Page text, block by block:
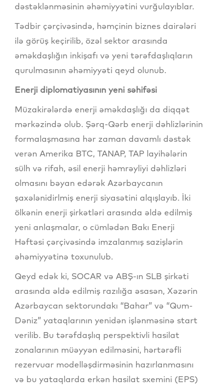
dəstəklənməsinin əhəmiyyətini vurğulayıblar.
Tədbir çərçivəsində, həmçinin biznes dairələri
ilə görüş keçirilib, özəl sektor arasında
əməkdaşlığın inkişafı və yeni tərəfdaşlıqların
qurulmasının əhəmiyyəti qeyd olunub.
Enerji diplomatiyasının yeni səhifəsi
Müzakirələrdə enerji əməkdaşlığı da diqqət
mərkəzində olub. Şərq-Qərb enerji dəhlizlərinin
formalaşmasına hər zaman davamlı dəstək
verən Amerika BTC, TANAP, TAP layihələrin
sülh və rifah, əsil enerji həmrəyliyi dəhlizləri
olmasını bəyan edərək Azərbaycanın
şaxələnidirlmiş enerji siyasətini alqışlayıb. İki
ölkənin enerji şirkətləri arasında əldə edilmiş
yeni anlaşmalar, o cümlədən Bakı Enerji
Həftəsi çərçivəsində imzalanmış sazişlərin
əhəmiyyətinə toxunulub.
Qeyd edək ki, SOCAR və ABŞ-ın SLB şirkəti
arasında əldə edilmiş razılığa əsasən, Xəzərin
Azərbaycan sektorundakı “Bahar” və “Qum-
Dəniz” yataqlarının yenidən işlənməsinə start
verilib. Bu tərəfdaşlıq perspektivli hasilat
zonalarının müəyyən edilməsini, hərtərəfli
rezervuar modelləşdirməsinin hazırlanmasını
və bu yataqlarda erkən hasilat sxemini (EPS)